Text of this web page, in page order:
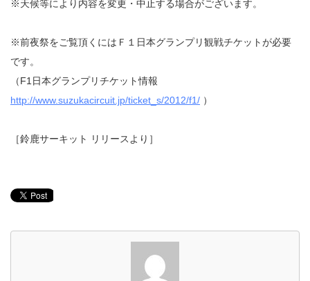
※天候等により内容を変更・中止する場合がございます。
※前夜祭をご覧頂くにはＦ１日本グランプリ観戦チケットが必要
です。
（F1日本グランプリチケット情報
http://www.suzukacircuit.jp/ticket_s/2012/f1/ ）
［鈴鹿サーキット リリースより］